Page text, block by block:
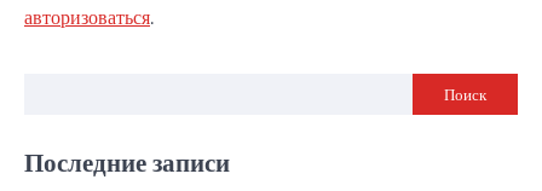
авторизоваться.
Поиск
Последние записи